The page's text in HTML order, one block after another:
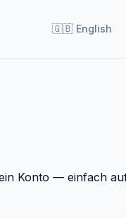
🇬🇧 English
Konto — einfach